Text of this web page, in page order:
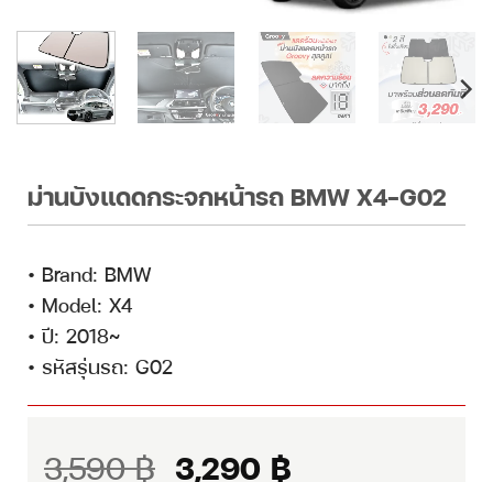
ม่านบังแดดกระจกหน้ารถ BMW X4-G02
• Brand: BMW
• Model: X4
• ปี: 2018~
• รหัสรุ่นรถ: G02
3,590฿ Original
3,290 ฿Current